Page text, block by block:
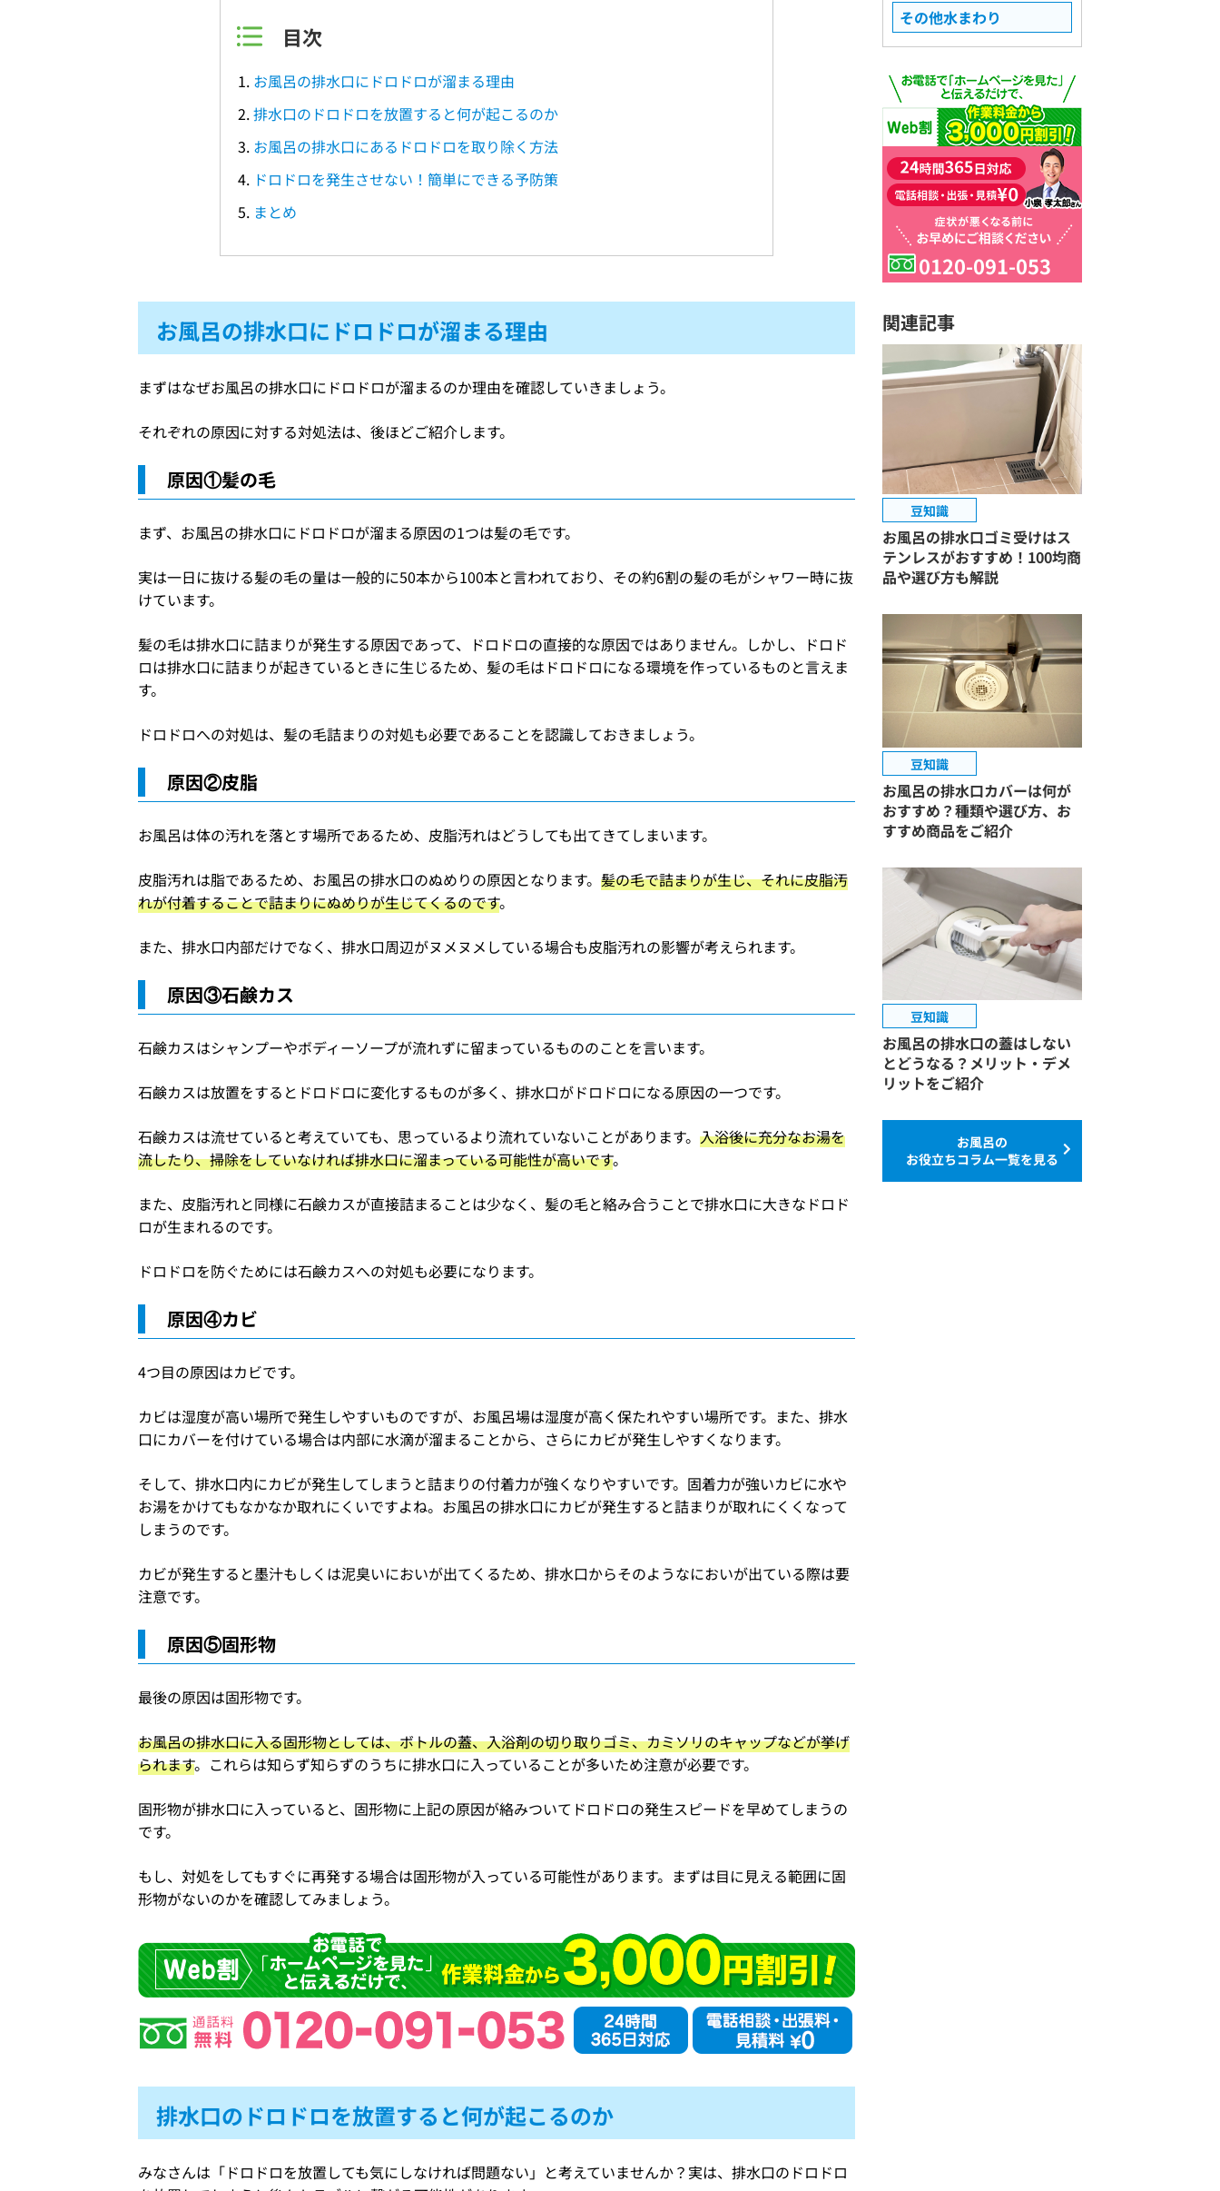
目次
お風呂の排水口にドロドロが溜まる理由
排水口のドロドロを放置すると何が起こるのか
お風呂の排水口にあるドロドロを取り除く方法
ドロドロを発生させない！簡単にできる予防策
まとめ
お風呂の排水口にドロドロが溜まる理由
まずはなぜお風呂の排水口にドロドロが溜まるのか理由を確認していきましょう。
それぞれの原因に対する対処法は、後ほどご紹介します。
原因①髪の毛
まず、お風呂の排水口にドロドロが溜まる原因の1つは髪の毛です。
実は一日に抜ける髪の毛の量は一般的に50本から100本と言われており、その約6割の髪の毛がシャワー時に抜
けています。
髪の毛は排水口に詰まりが発生する原因であって、ドロドロの直接的な原因ではありません。しかし、ドロド
ロは排水口に詰まりが起きているときに生じるため、髪の毛はドロドロになる環境を作っているものと言えま
す。
ドロドロへの対処は、髪の毛詰まりの対処も必要であることを認識しておきましょう。
原因②皮脂
お風呂は体の汚れを落とす場所であるため、皮脂汚れはどうしても出てきてしまいます。
皮脂汚れは脂であるため、お風呂の排水口のぬめりの原因となります。 髪の毛で詰まりが生じ、それに皮脂汚
れが付着することで詰まりにぬめりが生じてくるのです。
また、排水口内部だけでなく、排水口周辺がヌメヌメしている場合も皮脂汚れの影響が考えられます。
原因③石鹸カス
石鹸カスはシャンプーやボディーソープが流れずに留まっているもののことを言います。
石鹸カスは放置をするとドロドロに変化するものが多く、排水口がドロドロになる原因の一つです。
石鹸カスは流せていると考えていても、思っているより流れていないことがあります。 入浴後に充分なお湯を
流したり、掃除をしていなければ排水口に溜まっている可能性が高いです。
また、皮脂汚れと同様に石鹸カスが直接詰まることは少なく、髪の毛と絡み合うことで排水口に大きなドロド
ロが生まれるのです。
ドロドロを防ぐためには石鹸カスへの対処も必要になります。
原因④カビ
4つ目の原因はカビです。
カビは湿度が高い場所で発生しやすいものですが、お風呂場は湿度が高く保たれやすい場所です。また、排水
口にカバーを付けている場合は内部に水滴が溜まることから、さらにカビが発生しやすくなります。
そして、排水口内にカビが発生してしまうと詰まりの付着力が強くなりやすいです。固着力が強いカビに水や
お湯をかけてもなかなか取れにくいですよね。お風呂の排水口にカビが発生すると詰まりが取れにくくなって
しまうのです。
カビが発生すると墨汁もしくは泥臭いにおいが出てくるため、排水口からそのようなにおいが出ている際は要
注意です。
原因⑤固形物
最後の原因は固形物です。
お風呂の排水口に入る固形物としては、ボトルの蓋、入浴剤の切り取りゴミ、カミソリのキャップなどが挙げ
られます。これらは知らず知らずのうちに排水口に入っていることが多いため注意が必要です。
固形物が排水口に入っていると、固形物に上記の原因が絡みついてドロドロの発生スピードを早めてしまうの
です。
もし、対処をしてもすぐに再発する場合は固形物が入っている可能性があります。まずは目に見える範囲に固
形物がないのかを確認してみましょう。
排水口のドロドロを放置すると何が起こるのか
みなさんは「ドロドロを放置しても気にしなければ問題ない」と考えていませんか？実は、排水口のドロドロ
その他水まわり
0120-091-053
関連記事
豆知識
お風呂の排水口ゴミ受けはス
テンレスがおすすめ！100均商
品や選び方も解説
豆知識
お風呂の排水口カバーは何が
おすすめ？種類や選び方、お
すすめ商品をご紹介
豆知識
お風呂の排水口の蓋はしない
とどうなる？メリット・デメ
リットをご紹介
お風呂の
お役立ちコラム一覧を見る